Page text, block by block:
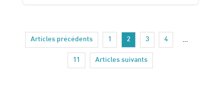
Articles précédents 1 2 3 4 …
11 Articles suivants